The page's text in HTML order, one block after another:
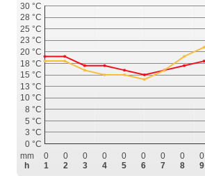
0 °C
3 °C
5 °C
8 °C
10 °C
13 °C
15 °C
18 °C
20 °C
23 °C
25 °C
28 °C
30 °C
mm 0 0 0 0 0 0 0 0 0
h
1 2 3 4 5 6 7 8 9